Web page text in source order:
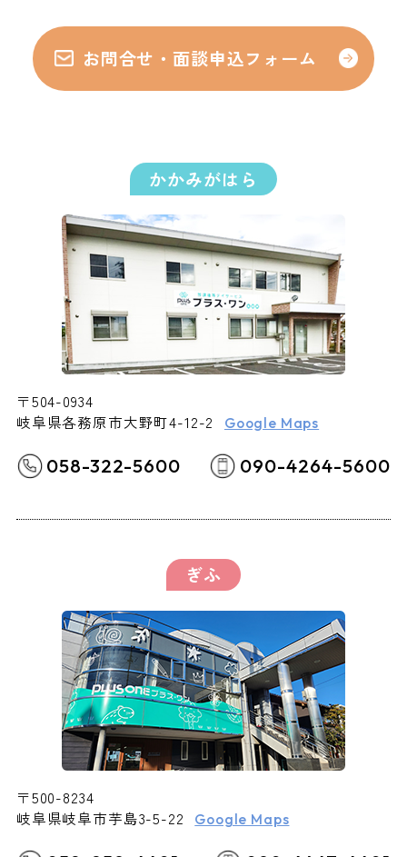
お問合せ・面談申込フォーム
かかみがはら
〒504-0934
岐阜県各務原市大野町4-12-2
Google Maps
058-322-5600 090-4264-5600
ぎふ
〒500-8234
岐阜県岐阜市芋島3-5-22
Google Maps